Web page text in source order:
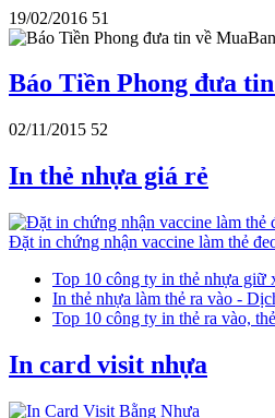
19/02/2016 51
Báo Tiền Phong đưa
02/11/2015 52
In thẻ nhựa giá rẻ
Đặt in chứng nhận vaccine làm thẻ
Top 10 công ty in thẻ nhựa
In thẻ nhựa làm thẻ ra vào -
Top 10 công ty in thẻ ra vào,
In card visit nhựa